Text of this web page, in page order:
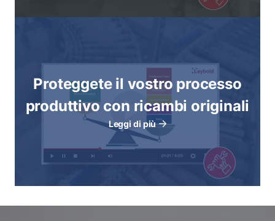
Proteggete il vostro processo
produttivo con ricambi originali
Leggi di più